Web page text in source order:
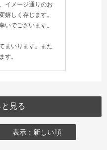
イメージ通りのお
嬉しく存じます。
いでございます。
まいります。また
す。
と見る
表示：新しい順